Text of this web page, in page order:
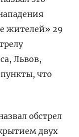
жителей» 29
Львов,
что
обстрел
двух